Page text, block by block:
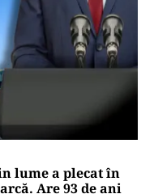
lume a plecat în
Are 93 de ani